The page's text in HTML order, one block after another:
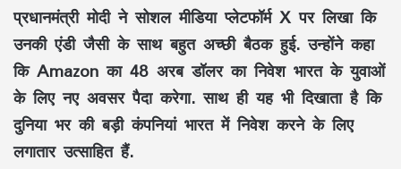
प्रधानमंत्री मोदी ने सोशल मीडिया प्लेटफॉर्म X पर लिखा कि
उनकी एंडी जैसी के साथ बहुत अच्छी बैठक हुई. उन्होंने कहा
कि Amazon का 48 अरब डॉलर का निवेश भारत के युवाओं
के लिए नए अवसर पैदा करेगा. साथ ही यह भी दिखाता है कि
दुनिया भर की बड़ी कंपनियां भारत में निवेश करने के लिए
लगातार उत्साहित हैं.